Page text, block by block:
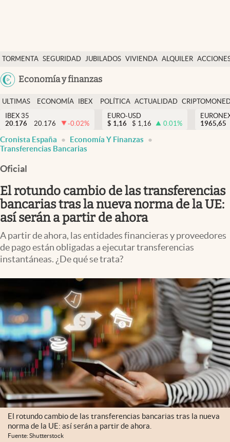
TORMENTA SEGURIDAD JUBILADOS VIVIENDA ALQUILER
USA
Economía y finanzas
Economía y finanzas
Política
Actualidad
Criptomonedas
España
ULTIMAS
NOTICIAS
ECONOMÍA
FINANZAS
IBEX
EURO
POLÍTICA ACTUALIDAD
IBEX 35
20.176
20.176 -0.02%
EURO-USD
$ 1,16 $ 1,16 0.01%
1965,65
Cronista España
Economía Y Finanzas
Transferencias Bancarias
Oficial
El rotundo cambio de las transferencias
bancarias tras la nueva norma de la UE:
así serán a partir de ahora
A partir de ahora, las entidades financieras y proveedores
de pago están obligadas a ejecutar transferencias
instantáneas. ¿De qué se trata?
El rotundo cambio de las transferencias bancarias tras la nueva
norma de la UE: así serán a partir de ahora.
Fuente: Shutterstock